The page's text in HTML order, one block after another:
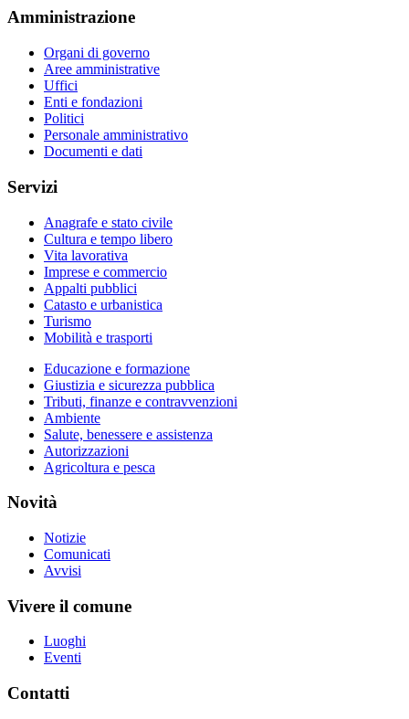
Amministrazione
Organi di governo
Aree amministrative
Uffici
Enti e fondazioni
Politici
Personale amministrativo
Documenti e dati
Servizi
Anagrafe e stato civile
Cultura e tempo libero
Vita lavorativa
Imprese e commercio
Appalti pubblici
Catasto e urbanistica
Turismo
Mobilità e trasporti
Educazione e formazione
Giustizia e sicurezza pubblica
Tributi, finanze e contravvenzioni
Ambiente
Salute, benessere e assistenza
Autorizzazioni
Agricoltura e pesca
Novità
Notizie
Comunicati
Avvisi
Vivere il comune
Luoghi
Eventi
Contatti